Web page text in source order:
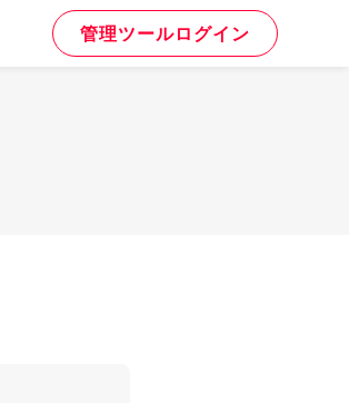
管理ツールログイン